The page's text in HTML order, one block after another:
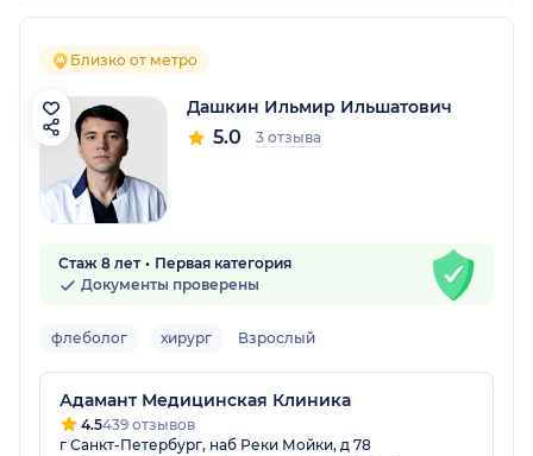
Близко от метро
Дашкин Ильмир Ильшатович
5.0 3 отзыва
Стаж 8 лет
Первая категория
Документы проверены
флеболог хирург Взрослый
Адамант Медицинская Клиника
4.5439 отзывов
г Санкт-Петербург, наб Реки Мойки, д 78